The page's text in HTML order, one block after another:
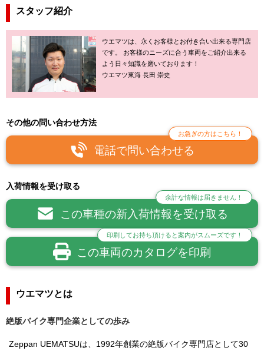
スタッフ紹介
ウエマツは、永くお客様とお付き合い出来る専門店
です。 お客様のニーズに合う車両をご紹介出来る
よう日々知識を磨いております！
ウエマツ東海 長田 崇史
その他の問い合わせ方法
電話で問い合わせる
お急ぎの方はこちら！
入荷情報を受け取る
この車種の新入荷情報を受け取る
余計な情報は届きません！
この車両のカタログを印刷
印刷してお持ち頂けると案内がスムーズです！
ウエマツとは
絶版バイク専門企業としての歩み
Zeppan UEMATSUは、1992年創業の絶版バイク専門店として30